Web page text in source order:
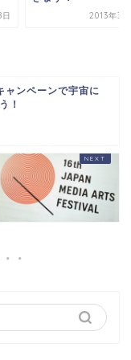
2013年3
ャンペーンで宇宙に
！